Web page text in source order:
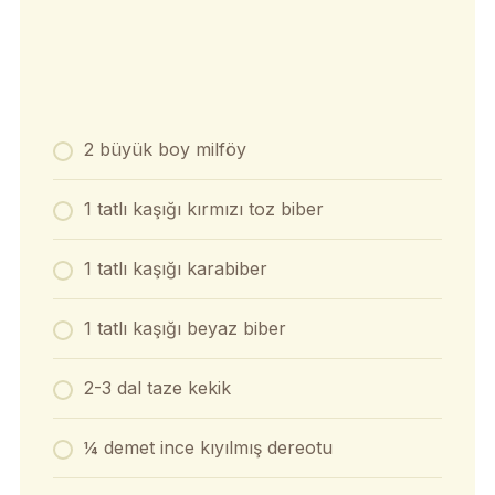
2 büyük boy milföy
1 tatlı kaşığı kırmızı toz biber
1 tatlı kaşığı karabiber
1 tatlı kaşığı beyaz biber
2-3 dal taze kekik
¼ demet ince kıyılmış dereotu